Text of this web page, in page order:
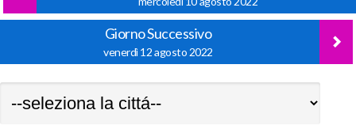
Giorno Successivo
venerdì 12 agosto 2022